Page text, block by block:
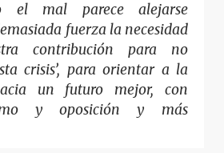
el mal parece alejarse
fuerza la necesidad
contribución para no
crisis’, para orientar a la
un futuro mejor, con
y oposición y más